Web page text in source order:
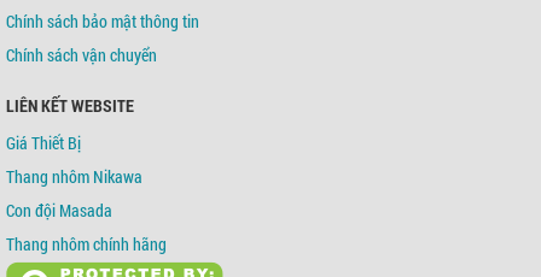
Chính sách bảo mật thông tin
Chính sách vận chuyển
LIÊN KẾT WEBSITE
Giá Thiết Bị
Thang nhôm Nikawa
Con đội Masada
Thang nhôm chính hãng